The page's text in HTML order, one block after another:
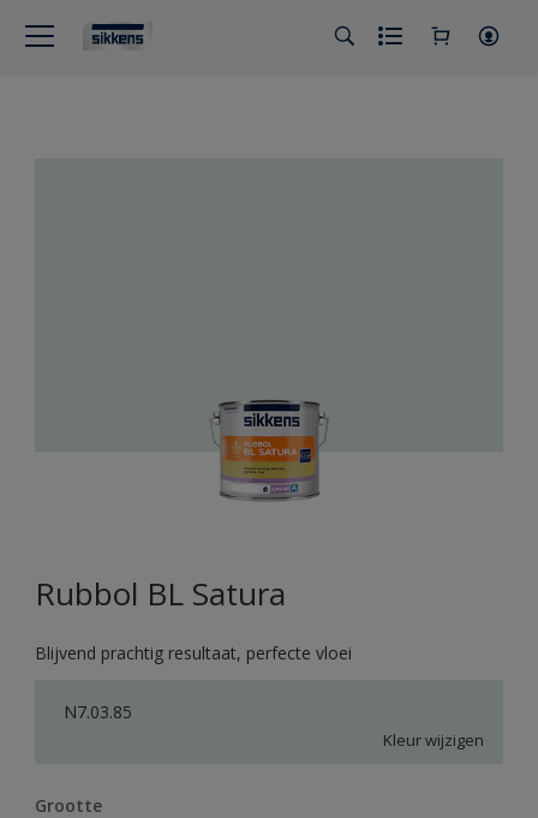
Rubbol BL Satura
Blijvend prachtig resultaat, perfecte vloei
N7.03.85
Kleur wijzigen
Grootte